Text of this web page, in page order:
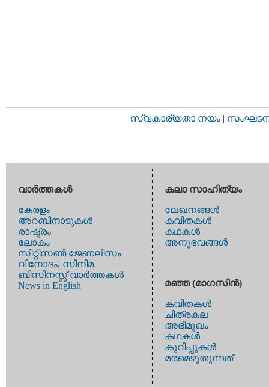
സ്വകാര്യതാ നയം |
വാര്‍ത്തകള്‍
കേരളം
അറബിനാടുകള്‍
രാഷ്ട്രം
ലോകം
സിറ്റിസണ്‍ ജേണലിസം
വിനോദം, സിനിമ
ബിസിനസ്സ് വാര്‍ത്തകള്‍
News in English
കലാ സാഹിത്യം
ലേഖനങ്ങള്‍
കവിതകള്‍
കഥകള്‍
അനുഭവങ്ങള്‍
മഞ്ഞ (മാഗസിന്‍)
കവിതകള്‍
ചിത്രകല
അഭിമുഖം
കഥകള്‍
കുറിപ്പുകള്‍
മരമെഴുതുന്നത്